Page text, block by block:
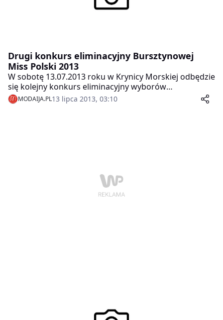
Drugi konkurs eliminacyjny Bursztynowej
Miss Polski 2013
W sobotę 13.07.2013 roku w Krynicy Morskiej odbędzie
się kolejny konkurs eliminacyjny wyborów
Bursztynowej Miss Polski 2013.
MODAIJA.PL13 lipca 2013, 03:10